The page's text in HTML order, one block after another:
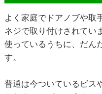
よく家庭でドアノブや取
ネジで取り付けされてい
使っているうちに、だん
す。
普通は今ついているビス